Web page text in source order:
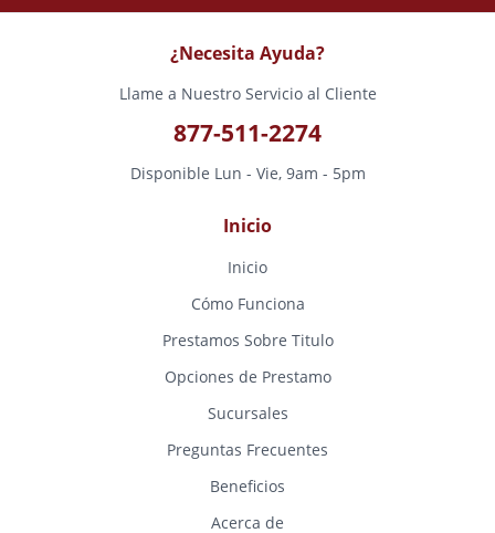
¿Necesita Ayuda?
Llame a Nuestro Servicio al Cliente
877-511-2274
Disponible Lun - Vie, 9am - 5pm
Inicio
Inicio
Cómo Funciona
Prestamos Sobre Titulo
Opciones de Prestamo
Sucursales
Preguntas Frecuentes
Beneficios
Acerca de